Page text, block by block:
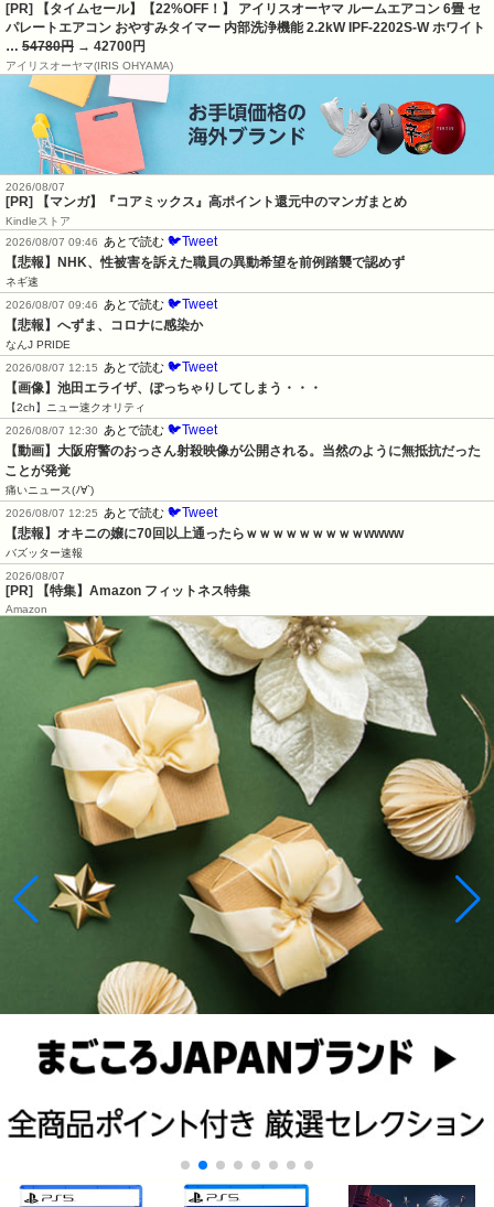
[PR] 【タイムセール】【22%OFF！】 アイリスオーヤマ ルームエアコン 6畳 セ
パレートエアコン おやすみタイマー 内部洗浄機能 2.2kW IPF-2202S-W ホワイト
… 54780円 → 42700円
アイリスオーヤマ(IRIS OHYAMA)
2026/08/07
[PR] 【マンガ】『コアミックス』高ポイント還元中のマンガまとめ
Kindleストア
2026/08/07 09:46
あとで読む 🐦Tweet
【悲報】NHK、性被害を訴えた職員の異動希望を前例踏襲で認めず
ネギ速
2026/08/07 09:46
あとで読む 🐦Tweet
【悲報】へずま、コロナに感染か
なんJ PRIDE
2026/08/07 12:15
あとで読む 🐦Tweet
【画像】池田エライザ、ぽっちゃりしてしまう・・・
【2ch】ニュー速クオリティ
2026/08/07 12:30
あとで読む 🐦Tweet
【動画】大阪府警のおっさん射殺映像が公開される。当然のように無抵抗だった
ことが発覚
痛いニュース(ﾉ∀`)
2026/08/07 12:25
あとで読む 🐦Tweet
【悲報】オキニの嬢に70回以上通ったらｗｗｗｗｗｗｗｗｗwwww
バズッター速報
2026/08/07
[PR] 【特集】Amazon フィットネス特集
Amazon